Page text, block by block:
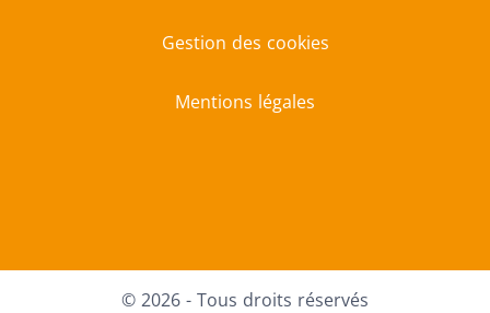
Gestion des cookies
Mentions légales
© 2026 - Tous droits réservés